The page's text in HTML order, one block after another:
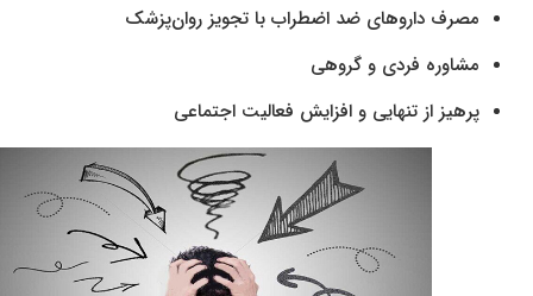
مصرف داروهای ضد اضطراب با تجویز روان‌پزشک
مشاوره فردی و گروهی
پرهیز از تنهایی و افزایش فعالیت اجتماعی